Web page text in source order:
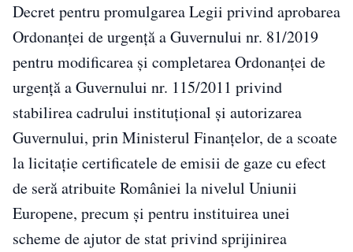
Decret pentru promulgarea Legii privind aprobarea
Ordonanței de urgență a Guvernului nr. 81/2019
pentru modificarea și completarea Ordonanței de
urgență a Guvernului nr. 115/2011 privind
stabilirea cadrului instituțional și autorizarea
Guvernului, prin Ministerul Finanțelor, de a scoate
la licitație certificatele de emisii de gaze cu efect
de seră atribuite României la nivelul Uniunii
Europene, precum și pentru instituirea unei
scheme de ajutor de stat privind sprijinirea